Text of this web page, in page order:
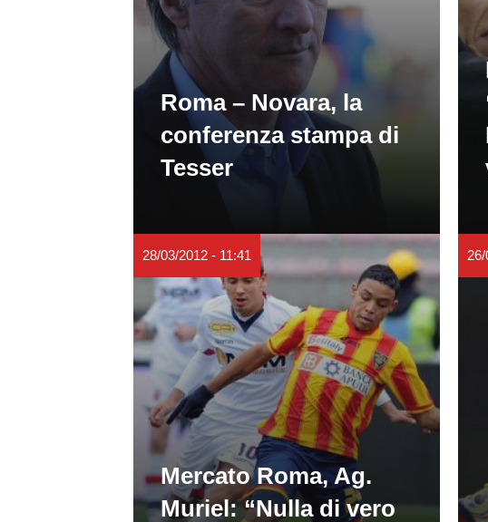
Roma – Novara, la
conferenza stampa di
Tesser
28/03/2012 - 11:41
Mercato Roma, Ag.
Muriel: “Nulla di vero